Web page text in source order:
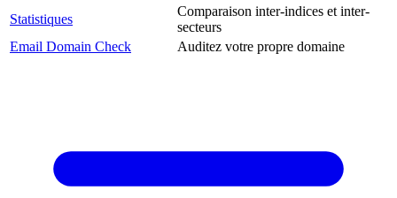
Statistiques
Comparaison inter-indices et inter-
secteurs
Email Domain Check
Auditez votre propre domaine